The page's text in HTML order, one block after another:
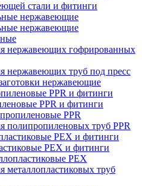
стали и фитинги
нержавеющие
нержавеющие
нержавеющих гофрированных
нержавеющих труб под пресс
нержавеющие
PPR и фитинги
PPR
полипропиленовых труб PPR
PEX и фитинги
PEX
металлопластиковых труб